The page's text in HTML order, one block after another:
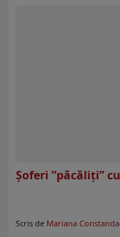
Șoferi ”păcăliți”
Scris de Mariana